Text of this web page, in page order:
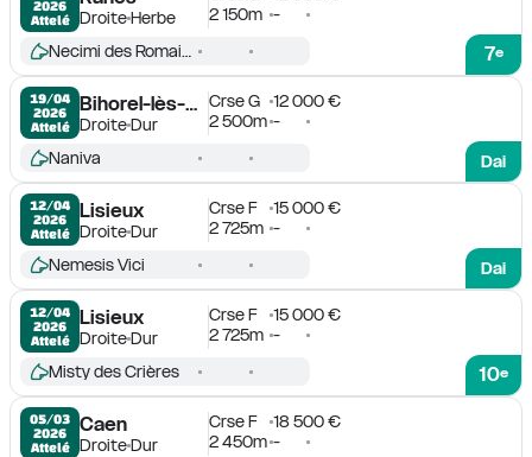
2026
Attelé
DroiteHerbe
2 150m -
7e
Necimi des Romains
19/04
2026
Attelé
Bihorel-lès-Rouen
DroiteDur
Crse G
12 000 €
2 500m -
Dai
Naniva
12/04
2026
Attelé
Lisieux
DroiteDur
Crse F
15 000 €
2 725m -
Dai
Nemesis Vici
12/04
2026
Attelé
Lisieux
DroiteDur
Crse F
15 000 €
2 725m -
10e
Misty des Crières
05/03
2026
Attelé
Caen
DroiteDur
Crse F
18 500 €
2 450m -